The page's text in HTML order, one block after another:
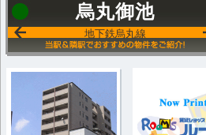
烏丸御池
地下鉄烏丸線